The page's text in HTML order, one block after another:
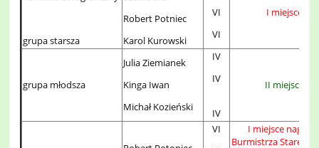
grupa starsza
Robert Potniec
Karol Kurowski
VI
VI
I miejsce
grupa młodsza
Julia Ziemianek
Kinga Iwan
Michał Kozieński
IV
IV
IV
II miejsce
VI
I miejsce
Burmistrza Starego